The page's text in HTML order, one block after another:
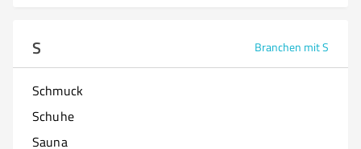
S Branchen mit S
Schmuck
Schuhe
Sauna